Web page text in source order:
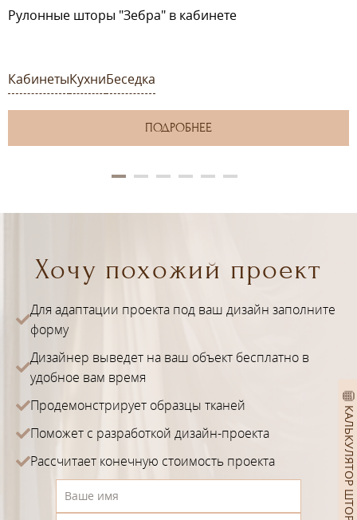
КАЛЬКУЛЯТОР ШТОР
Рулонные шторы "Зебра" в кабинете
КабинетыКухниБеседка
ПОДРОБНЕЕ
Хочу похожий проект
Для адаптации проекта под ваш дизайн заполните
форму
Дизайнер выведет на ваш объект бесплатно в
удобное вам время
Продемонстрирует образцы тканей
Поможет с разработкой дизайн-проекта
Рассчитает конечную стоимость проекта